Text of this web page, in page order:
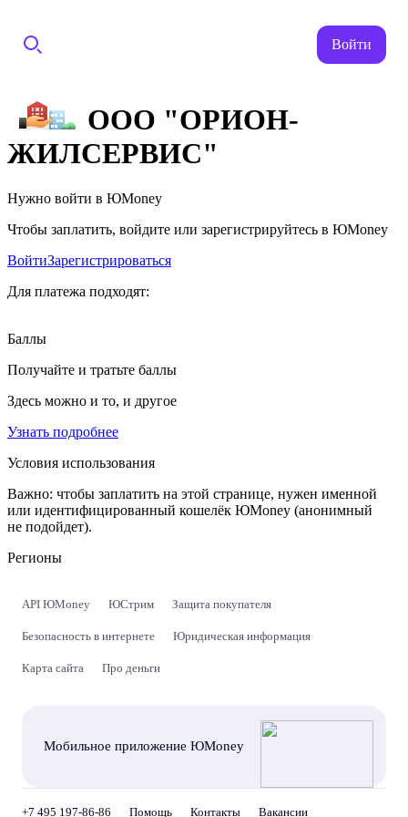
Войти
ООО "ОРИОН-
ЖИЛСЕРВИС"
Нужно войти в ЮMoney
Чтобы заплатить, войдите или зарегистрируйтесь в ЮMoney
ВойтиЗарегистрироваться
Для платежа подходят:
Баллы
Получайте и тратьте баллы
Здесь можно и то, и другое
Узнать подробнее
Условия использования
Важно: чтобы заплатить на этой странице, нужен именной
или идентифицированный кошелёк ЮMoney (анонимный
не подойдет).
Регионы
API ЮMoney ЮСтрим Защита покупателя
Безопасность в интернете Юридическая информация
Карта сайта Про деньги
Мобильное приложение ЮMoney
+7 495 197-86-86 Помощь Контакты Вакансии